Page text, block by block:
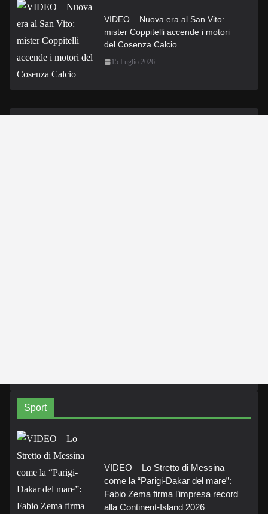
VIDEO – Nuova era al San Vito:
mister Coppitelli accende i motori
del Cosenza Calcio
15 Luglio 2026
Sport
VIDEO – Lo Stretto di Messina
come la “Parigi-Dakar del mare”:
Fabio Zema firma l’impresa record
alla Continent-Island 2026